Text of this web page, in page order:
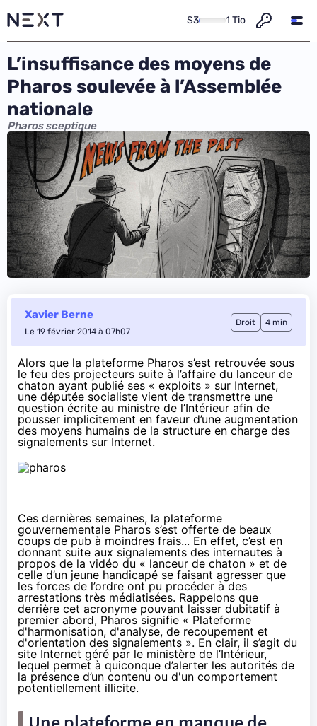
S3 1 Tio
L’insuffisance des moyens de
Pharos soulevée à l’Assemblée
nationale
Pharos sceptique
Xavier Berne
Le 19 février 2014 à 07h07
Droit 4 min
Alors que la plateforme Pharos s’est retrouvée sous
le feu des projecteurs suite à l’affaire du lanceur de
chaton ayant publié ses « exploits » sur Internet,
une députée socialiste vient de transmettre une
question écrite au ministre de l’Intérieur afin de
pousser implicitement en faveur d’une augmentation
des moyens humains de la structure en charge des
signalements sur Internet.
Ces dernières semaines, la plateforme
gouvernementale Pharos s’est offerte de beaux
coups de pub à moindres frais... En effet, c’est en
donnant suite aux signalements des internautes à
propos de la vidéo du « lanceur de chaton » et de
celle d’un jeune handicapé se faisant agresser que
les forces de l’ordre ont pu procéder à des
arrestations très médiatisées. Rappelons que
derrière cet acronyme pouvant laisser dubitatif à
premier abord, Pharos signifie « Plateforme
d'harmonisation, d'analyse, de recoupement et
d'orientation des signalements ». En clair, il s’agit du
site Internet géré par le ministère de l’Intérieur,
lequel permet à quiconque d’alerter les autorités de
la présence d’un contenu ou d'un comportement
potentiellement illicite.